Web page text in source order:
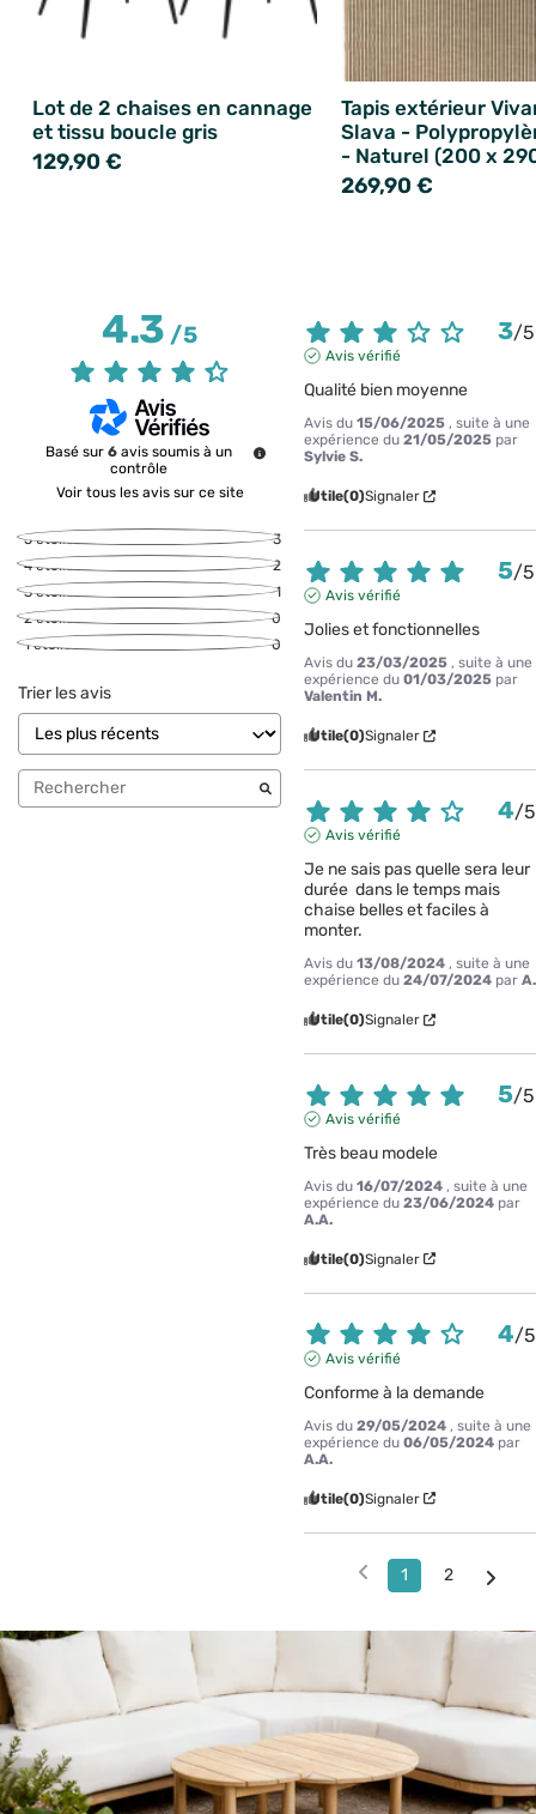
Lot de 2 chaises en cannage
et tissu boucle gris
129,90 €
Tapis extérieur
Slava -
- Naturel (200 x
269,90 €
4.3/5
Basé sur 6 avis soumis à un
contrôle
Voir tous les avis sur ce site
5étoiles
3
4étoiles
2
3étoiles
1
2étoiles
0
1étoile 0
Trier les avis
3/5
Avis vérifié
Qualité bien moyenne
Avis du15/06/2025 , suite à une
expérience du21/05/2025 par
Sylvie S.
Utile(0)Signaler
5/5
Avis vérifié
Jolies et fonctionnelles
Avis du23/03/2025 , suite à une
expérience du01/03/2025 par
Valentin M.
Utile(0)Signaler
4/5
Avis vérifié
Je ne sais pas quelle sera leur
durée  dans le temps mais
chaise belles et faciles à
monter.
Avis du13/08/2024 , suite à une
expérience du24/07/2024 par
Utile(0)Signaler
5/5
Avis vérifié
Très beau modele
Avis du16/07/2024 , suite à une
expérience du23/06/2024 par
A.A.
Utile(0)Signaler
4/5
Avis vérifié
Conforme à la demande
Avis du29/05/2024 , suite à une
expérience du06/05/2024 par
A.A.
Utile(0)Signaler
1 2